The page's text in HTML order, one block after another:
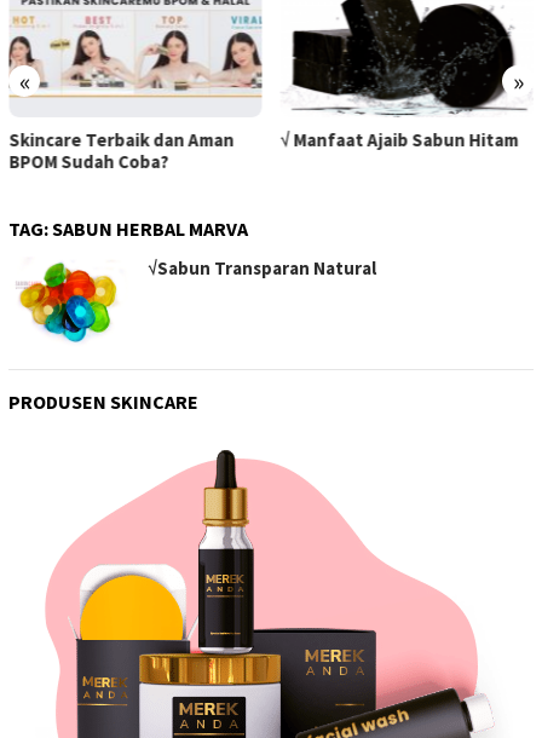
« »
Skincare Terbaik dan Aman
BPOM Sudah Coba?
√ Manfaat Ajaib Sabun Hitam
TAG:SABUN HERBAL MARVA
√Sabun Transparan Natural
PRODUSEN SKINCARE